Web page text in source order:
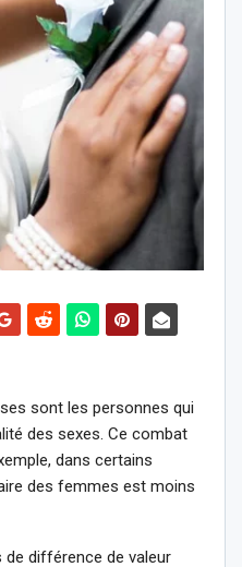
sont les personnes qui
des sexes. Ce combat
dans certains
des femmes est moins
de différence de valeur